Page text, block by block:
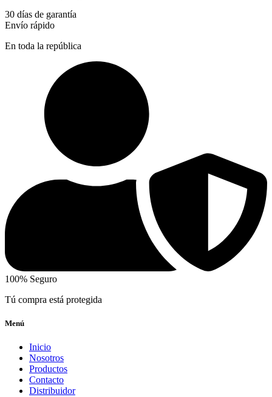
30 días de garantía
Envío rápido
En toda la república
100% Seguro
Tú compra está protegida
Menú
Inicio
Nosotros
Productos
Contacto
Distribuidor